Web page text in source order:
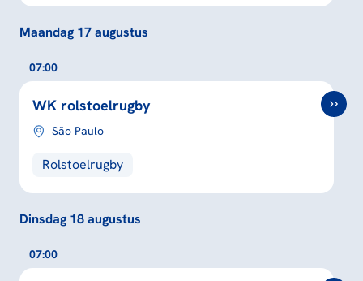
Maandag 17 augustus
07:00
WK rolstoelrugby
São Paulo
Rolstoelrugby
Dinsdag 18 augustus
07:00